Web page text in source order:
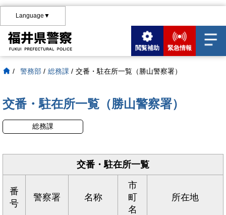
Language▼
閲覧補助 緊急情報
/ 警務部 / 総務課 / 交番・駐在所一覧（勝山警察署）
交番・駐在所一覧（勝山警察署）
総務課
交番・駐在所一覧
番
号
警察署 名称
市
町
名
所在地